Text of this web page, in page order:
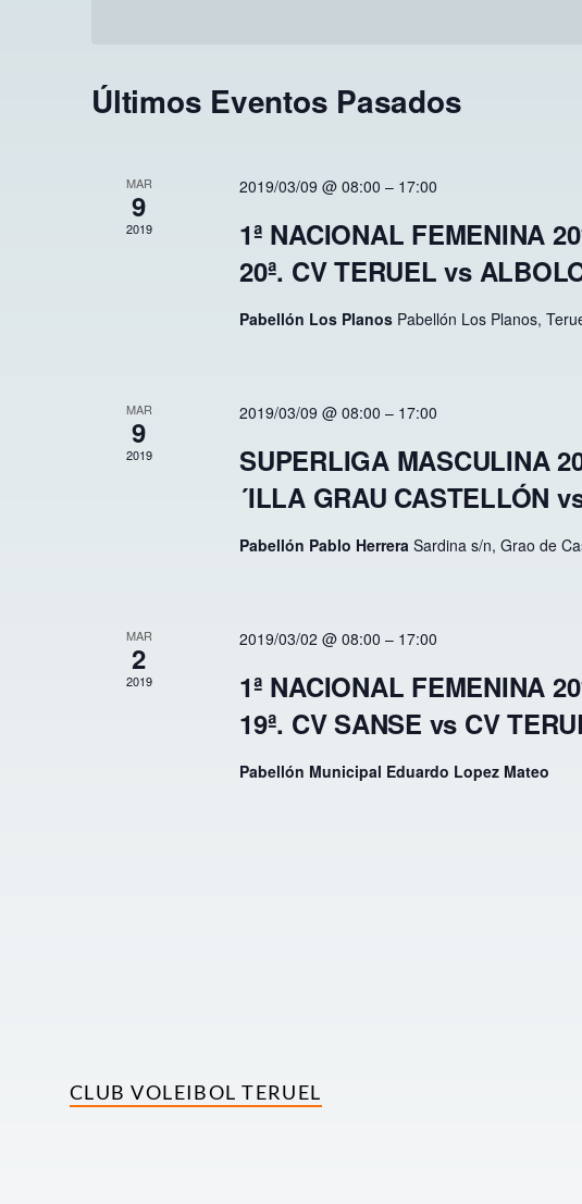
vistas
de
Eventos
clave.
Últimos Eventos Pasados
MAR
9
2019
2019/03/09 @ 08:00 – 17:00
1ª NACIONAL FEMENINA
20ª. CV TERUEL vs
Pabellón Los Planos Pabellón Los Planos,
MAR
9
2019
2019/03/09 @ 08:00 – 17:00
SUPERLIGA MASCULINA
´ILLA GRAU CASTELLÓN
Pabellón Pablo Herrera Sardina s/n, Grao de
MAR
2
2019
2019/03/02 @ 08:00 – 17:00
1ª NACIONAL FEMENINA
19ª. CV SANSE vs CV
Pabellón Municipal Eduardo Lopez Mateo
CLUB VOLEIBOL TERUEL